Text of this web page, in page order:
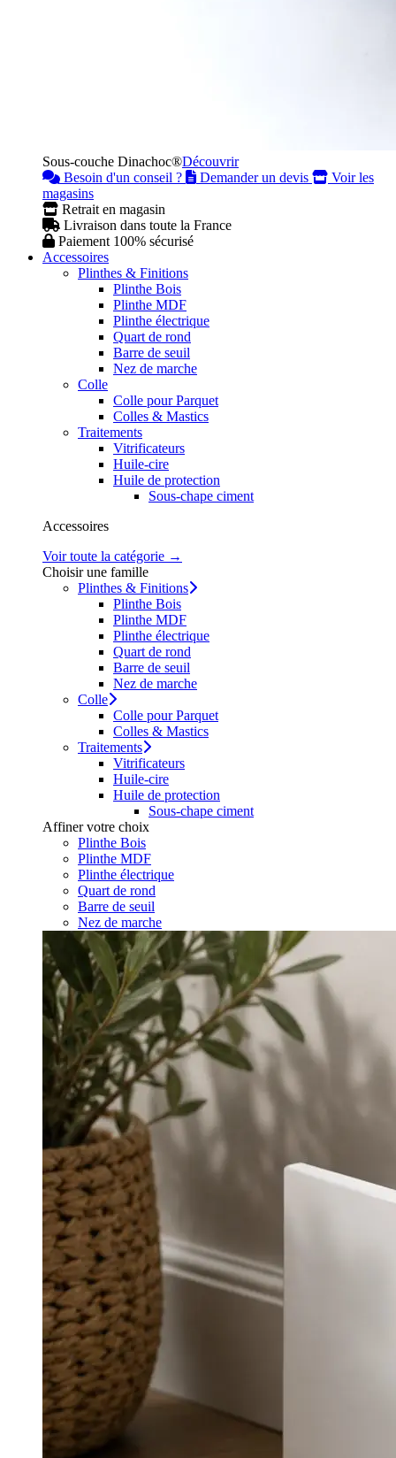
Sous-couche Dinachoc®Découvrir
Besoin d'un conseil ?
Demander un devis
Voir les
magasins
Retrait en magasin
Livraison dans toute la France
Paiement 100% sécurisé
Accessoires
Plinthes & Finitions
Plinthe Bois
Plinthe MDF
Plinthe électrique
Quart de rond
Barre de seuil
Nez de marche
Colle
Colle pour Parquet
Colles & Mastics
Traitements
Vitrificateurs
Huile-cire
Huile de protection
Sous-chape ciment
Accessoires
Voir toute la catégorie →
Choisir une famille
Plinthes & Finitions
Plinthe Bois
Plinthe MDF
Plinthe électrique
Quart de rond
Barre de seuil
Nez de marche
Colle
Colle pour Parquet
Colles & Mastics
Traitements
Vitrificateurs
Huile-cire
Huile de protection
Sous-chape ciment
Affiner votre choix
Plinthe Bois
Plinthe MDF
Plinthe électrique
Quart de rond
Barre de seuil
Nez de marche